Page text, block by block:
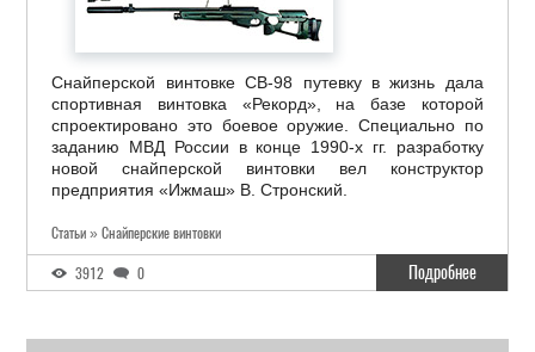
Снайперской винтовке СВ-98 путевку в жизнь дала
спортивная винтовка «Рекорд», на базе которой
спроектировано это боевое оружие. Специально по
заданию МВД России в конце 1990-х гг. разработку
новой снайперской винтовки вел конструктор
предприятия «Ижмаш» В. Стронский.
Статьи » Снайперские винтовки
3912 0 Подробнее